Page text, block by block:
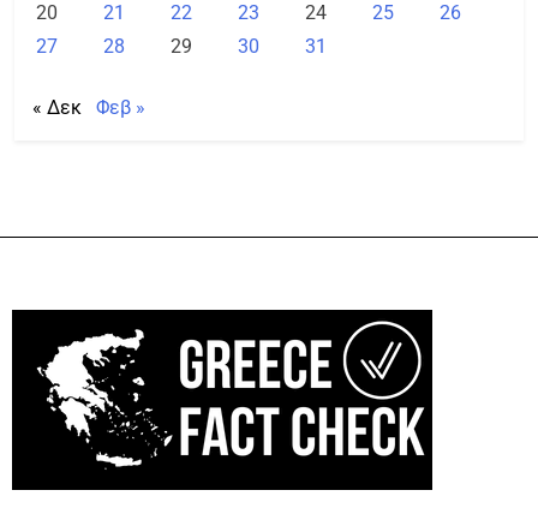
20
21 22 23 24 25
26
27
28 29 30 31
« Δεκ Φεβ »